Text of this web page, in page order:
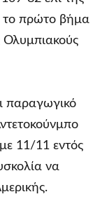
το πρώτο βήμα
Ολυμπιακούς
παραγωγικό
11/11 εντός
να